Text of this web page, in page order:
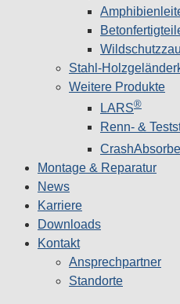
Stahl-
Weitere Produkte
LARS®
Renn- &
Montage & Reparatur
News
Karriere
Downloads
Kontakt
Ansprechpartner
Standorte